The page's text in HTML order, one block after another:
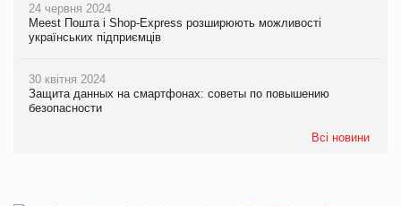
24 червня 2024
Meest Пошта і Shop-Express розширюють можливості
українських підприємців
30 квітня 2024
Защита данных на смартфонах: советы по повышению
безопасности
Всі новини